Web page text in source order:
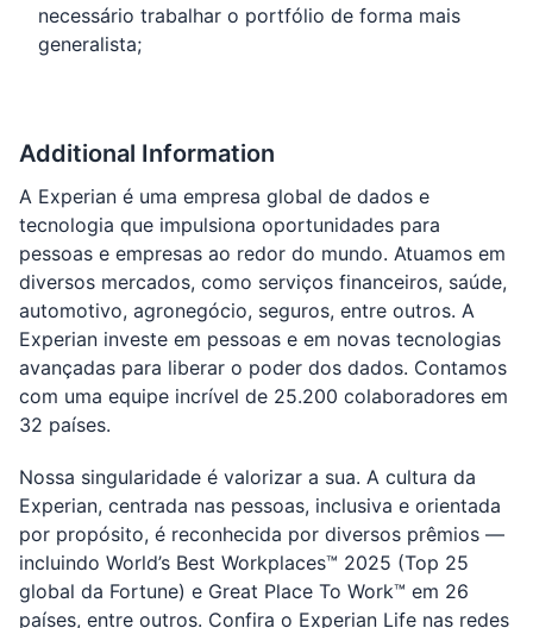
necessário trabalhar o portfólio de forma mais
generalista;
Additional Information
A Experian é uma empresa global de dados e
tecnologia que impulsiona oportunidades para
pessoas e empresas ao redor do mundo. Atuamos em
diversos mercados, como serviços financeiros, saúde,
automotivo, agronegócio, seguros, entre outros. A
Experian investe em pessoas e em novas tecnologias
avançadas para liberar o poder dos dados. Contamos
com uma equipe incrível de 25.200 colaboradores em
32 países.
Nossa singularidade é valorizar a sua. A cultura da
Experian, centrada nas pessoas, inclusiva e orientada
por propósito, é reconhecida por diversos prêmios —
incluindo World’s Best Workplaces™ 2025 (Top 25
global da Fortune) e Great Place To Work™ em 26
países, entre outros. Confira o Experian Life nas redes